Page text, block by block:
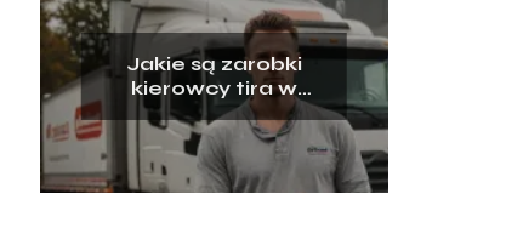
Jakie są zarobki
kierowcy tira w
Polsce?